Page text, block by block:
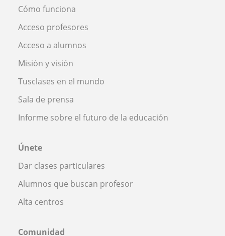
Cómo funciona
Acceso profesores
Acceso a alumnos
Misión y visión
Tusclases en el mundo
Sala de prensa
Informe sobre el futuro de la educación
Únete
Dar clases particulares
Alumnos que buscan profesor
Alta centros
Comunidad